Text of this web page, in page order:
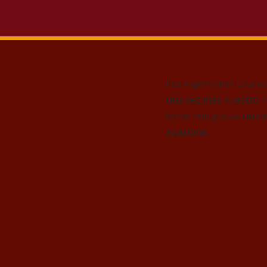
Los esperamos una
una vez más nuestro
tanto nos gusta, una
apasiona.